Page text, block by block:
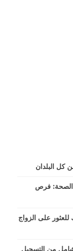
كل البلدان
الصحة: فرص
تعارف في 2025: دليلك للعثور على الزواج
إسبانيا 2025: دليل شامل من التسجيل